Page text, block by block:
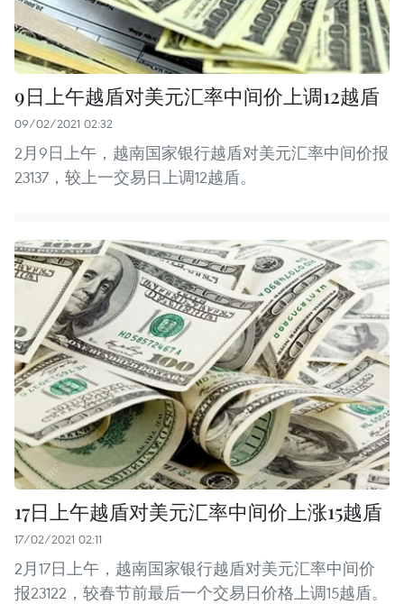
9日上午越盾对美元汇率中间价上调12越盾
09/02/2021 02:32
2月9日上午，越南国家银行越盾对美元汇率中间价报
23137，较上一交易日上调12越盾。
17日上午越盾对美元汇率中间价上涨15越盾
17/02/2021 02:11
2月17日上午，越南国家银行越盾对美元汇率中间价
报23122，较春节前最后一个交易日价格上调15越盾。